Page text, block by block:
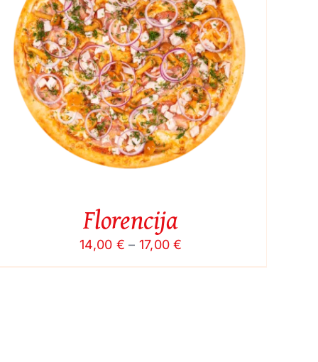
Florencija
14,00 € – 17,00€
range: